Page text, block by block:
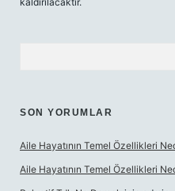
SON YORUMLAR
Aile Hayatının Temel Özellikleri
Aile Hayatının Temel Özellikleri